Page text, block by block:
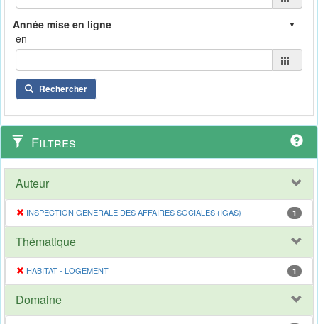
en
Rechercher
Filtres
Auteur
INSPECTION GENERALE DES AFFAIRES SOCIALES (IGAS) 1
Thématique
HABITAT - LOGEMENT 1
Domaine